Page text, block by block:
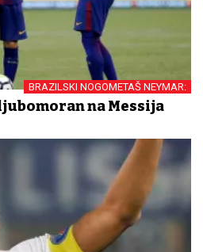
BRAZILSKI NOGOMETAŠ NEYMAR:
na Messija